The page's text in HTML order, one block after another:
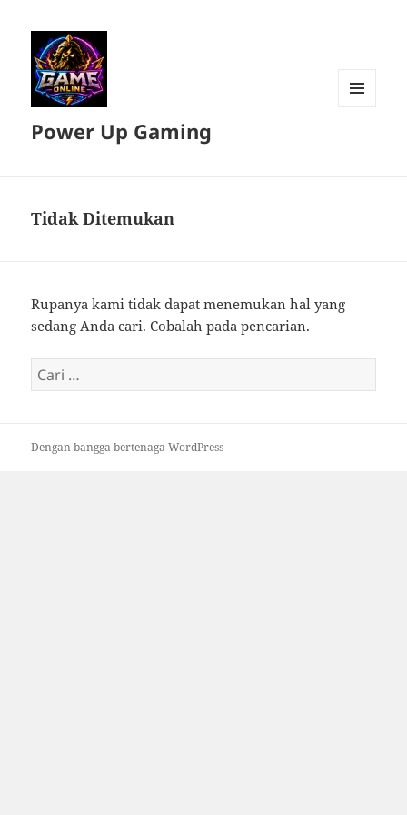
Power Up Gaming
Tidak Ditemukan
Rupanya kami tidak dapat menemukan hal yang
sedang Anda cari. Cobalah pada pencarian.
Cari
untuk:
Dengan bangga bertenaga WordPress